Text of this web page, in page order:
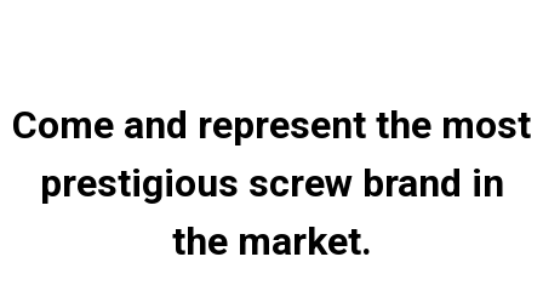
Come and represent the most
prestigious screw brand in
the market.